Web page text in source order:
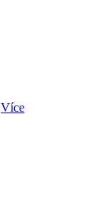
Více